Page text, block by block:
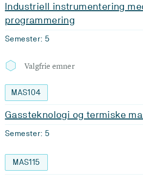
Industriell instrumentering
programmering
Semester: 5
Valgfrie emner
MAS104
Gassteknologi og termiske
Semester: 5
MAS115